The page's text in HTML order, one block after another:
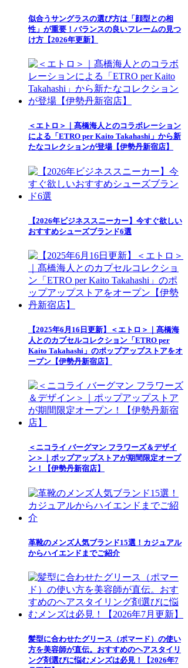
似合うサングラスの選び方は「顔型との相
性」が重要！バランスの良いフレームの見つ
け方【2026年更新】
＜エトロ＞｜髙橋海人とのコラボレーション
による「ETRO per Kaito Takahashi」から新
たなコレクションが登場【伊勢丹新宿店】
【2026年ビジネススニーカー】今すぐ欲しい
おすすめシューズブランド6選
【2025年6月16日更新】＜エトロ＞｜髙橋海
人とのカプセルコレクション「ETRO per
Kaito Takahashi」のポップアップストアをオ
ープン【伊勢丹新宿店】
＜ニコライ バーグマン フラワーズ＆デザイ
ン＞｜ポップアップストアが期間限定オープ
ン！【伊勢丹新宿店】
革靴のメンズ人気ブランド15選！カジュアル
からハイエンドまでご紹介
髪型に合わせたグリース（ポマード）の使い
方を美容師が直伝。おすすめのヘアスタイリ
ング剤選びに悩むメンズは必見！【2026年7